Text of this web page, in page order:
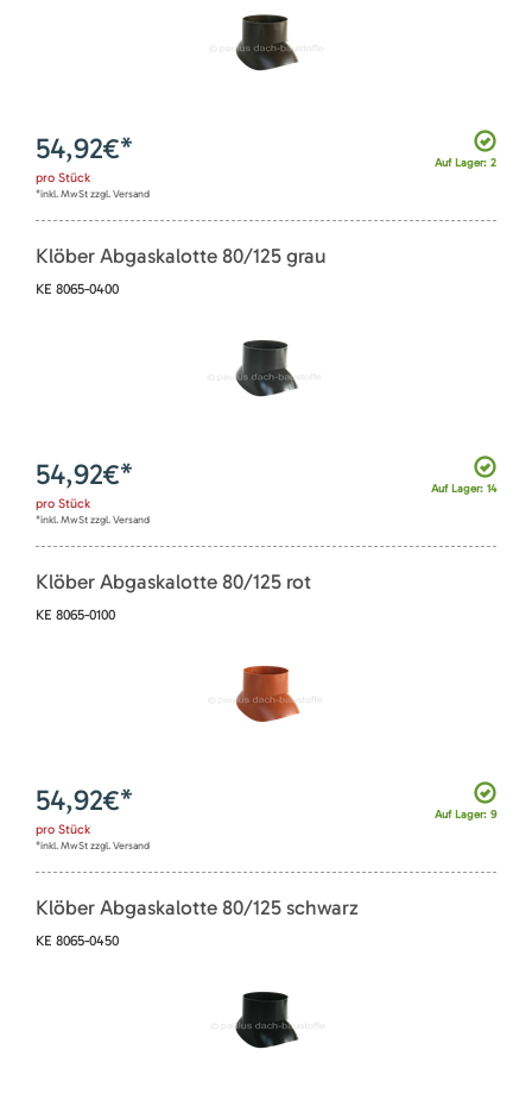
Auf Lager: 2
54,92€*
pro Stück
*inkl. MwSt zzgl. Versand
Klöber Abgaskalotte 80/125 grau
KE 8065-0400
Auf Lager: 14
54,92€*
pro Stück
*inkl. MwSt zzgl. Versand
Klöber Abgaskalotte 80/125 rot
KE 8065-0100
Auf Lager: 9
54,92€*
pro Stück
*inkl. MwSt zzgl. Versand
Klöber Abgaskalotte 80/125 schwarz
KE 8065-0450